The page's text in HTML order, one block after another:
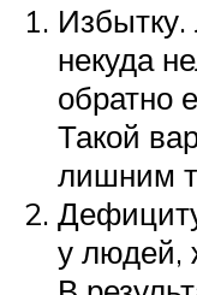
некуда
обратно
Такой
лишним
у людей,